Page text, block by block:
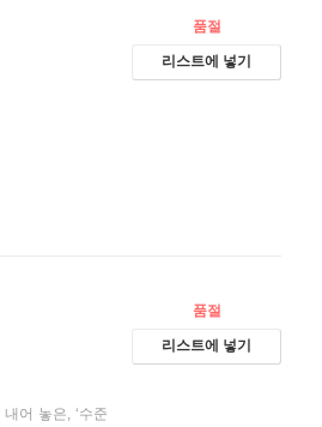
품절
리스트에 넣기
어 놓은, ‘수준
품절
리스트에 넣기